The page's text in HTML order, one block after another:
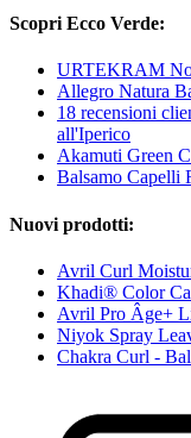
Scopri Ecco Verde:
URTEKRAM
Allegro Natura
18 recensioni
all'Iperico
Akamuti Green
Balsamo Capelli
Nuovi prodotti:
Avril Curl
Khadi® Color
Avril Pro Âge+
Niyok Spray
Chakra Curl -